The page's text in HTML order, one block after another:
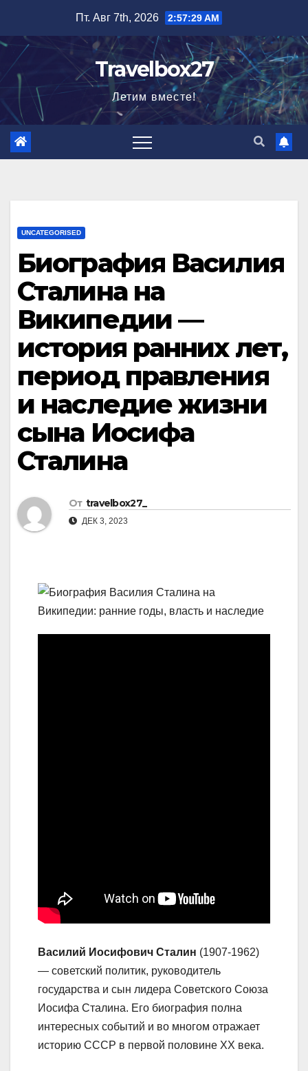
содержимому
Пт. Авг 7th, 2026 2:57:30 AM
Travelbox27
Летим вместе!
UNCATEGORISED
Биография Василия
Сталина на
Википедии —
история ранних лет,
период правления
и наследие жизни
сына Иосифа
Сталина
От travelbox27_
ДЕК 3, 2023
Василий Иосифович Сталин (1907-1962)
— советский политик, руководитель
государства и сын лидера Советского Союза
Иосифа Сталина. Его биография полна
интересных событий и во многом отражает
историю СССР в первой половине XX века.